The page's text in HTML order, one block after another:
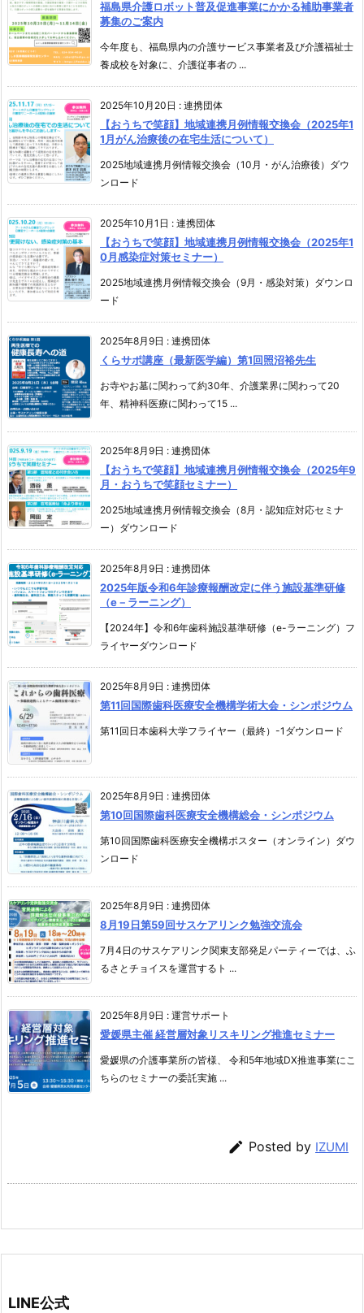
福島県介護ロボット普及促進事業にかかる補助事業者
募集のご案内
今年度も、福島県内の介護サービス事業者及び介護福祉士
養成校を対象に、介護従事者の ...
2025年10月20日 : 連携団体
【おうちで笑顔】地域連携月例情報交換会（2025年1
1月がん治療後の在宅生活について）
2025地域連携月例情報交換会（10月・がん治療後）ダウ
ンロード
2025年10月1日 : 連携団体
【おうちで笑顔】地域連携月例情報交換会（2025年1
0月感染症対策セミナー）
2025地域連携月例情報交換会（9月・感染対策）ダウンロ
ード
2025年8月9日 : 連携団体
くらサポ講座（最新医学編）第1回照沼裕先生
お寺やお墓に関わって約30年、介護業界に関わって20
年、精神科医療に関わって15 ...
2025年8月9日 : 連携団体
【おうちで笑顔】地域連携月例情報交換会（2025年9
月・おうちで笑顔セミナー）
2025地域連携月例情報交換会（8月・認知症対応セミナ
ー）ダウンロード
2025年8月9日 : 連携団体
2025年版令和6年診療報酬改定に伴う施設基準研修
（e－ラーニング）
【2024年】令和6年歯科施設基準研修（e-ラーニング）フ
ライヤーダウンロード
2025年8月9日 : 連携団体
第11回国際歯科医療安全機構学術大会・シンポジウム
第11回日本歯科大学フライヤー（最終）-1ダウンロード
2025年8月9日 : 連携団体
第10回国際歯科医療安全機構総会・シンポジウム
第10回国際歯科医療安全機構ポスター（オンライン）ダウ
ンロード
2025年8月9日 : 連携団体
8月19日第59回サスケアリンク勉強交流会
7月4日のサスケアリンク関東支部発足パーティーでは、ふ
るさとチョイスを運営するト ...
2025年8月9日 : 運営サポート
愛媛県主催 経営層対象リスキリング推進セミナー
愛媛県の介護事業所の皆様、 令和5年地域DX推進事業にこ
ちらのセミナーの委託実施 ...
 Posted by IZUMI
LINE公式